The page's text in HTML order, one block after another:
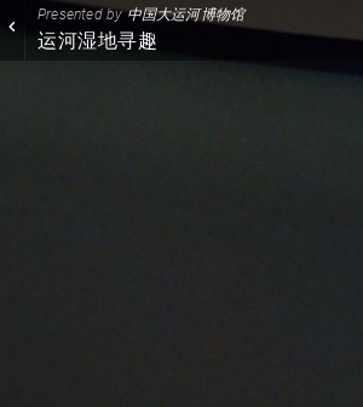
Presented by中国大运河博物馆
运河湿地寻趣